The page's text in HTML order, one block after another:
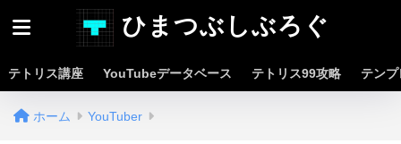
ひまつぶしぶろぐ
テトリス講座 YouTubeデータベース テトリス99攻略 テン
ホーム YouTuber